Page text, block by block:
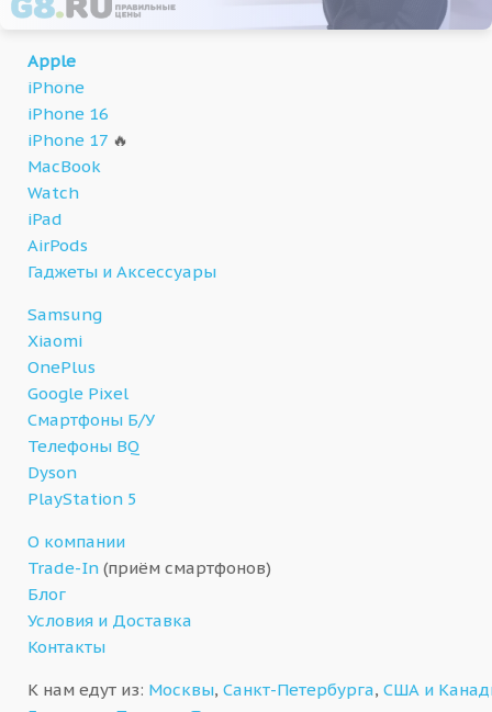
Apple
iPhone
iPhone 16
iPhone 17 🔥
MacBook
Watch
iPad
AirPods
Гаджеты и Аксессуары
Samsung
Xiaomi
OnePlus
Google Pixel
Смартфоны Б/У
Телефоны BQ
Dyson
PlayStation 5
О компании
Trade-In (приём смартфонов)
Блог
Условия и Доставка
Контакты
К нам едут из: Москвы, Санкт-Петербурга, США и